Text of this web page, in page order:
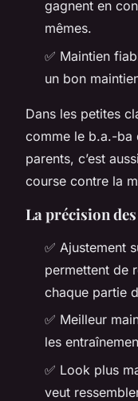
gagnent en
mêmes.
✅ Maintien
un bon
Dans les petites
comme le b.a.-ba
parents, c’est
course contre la
La précision
✅ Ajustement
permettent de
chaque partie
✅ Meilleur
les
✅ Look plus
veut